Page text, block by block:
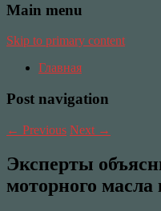
Main menu
Skip to primary content
Главная
Post navigation
← Previous Next →
Эксперты
моторного